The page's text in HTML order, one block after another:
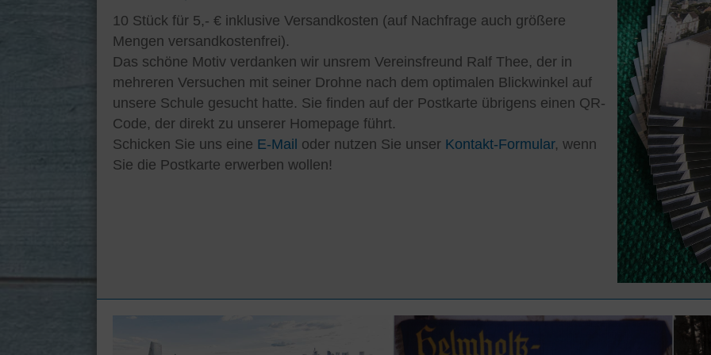
10 Stück für 5,- € inklusive Versandkosten (auf Nachfrage auch größere
Mengen versandkostenfrei).
Das schöne Motiv verdanken wir unsrem Vereinsfreund Ralf Thee, der in
mehreren Versuchen mit seiner Drohne nach dem optimalen Blickwinkel auf
unsere Schule gesucht hatte. Sie finden auf der Postkarte übrigens einen QR-
Code, der direkt zu unserer Homepage führt.
Schicken Sie uns eine E-Mail oder nutzen Sie unser Kontakt-Formular, wenn
Sie die Postkarte erwerben wollen!